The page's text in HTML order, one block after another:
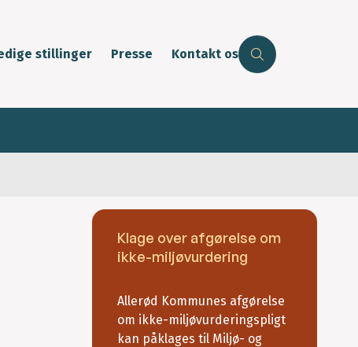
stillinger Presse Kontakt os
Klage over afgørelse om
ikke-miljøvurdering
Allerød Kommunes afgørelse
om ikke-miljøvurderingspligt
kan påklages til Miljø- og